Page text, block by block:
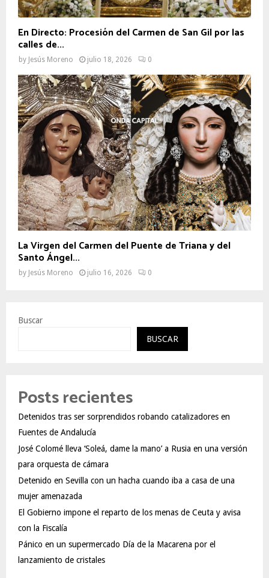
En Directo: Procesión del Carmen de San Gil por las
calles de...
by Jesús Moreno julio 18, 2026 0
La Virgen del Carmen del Puente de Triana y del
Santo Ángel...
by Jesús Moreno julio 16, 2026 0
Buscar
BUSCAR
Posts recientes
Detenidos tras ser sorprendidos robando catalizadores en
Fuentes de Andalucía
José Colomé lleva ‘Soleá, dame la mano’ a Rusia en una versión
para orquesta de cámara
Detenido en Sevilla con un hacha cuando iba a casa de una
mujer amenazada
El Gobierno impone el reparto de los menas de Ceuta y avisa
con la Fiscalía
Pánico en un supermercado Día de la Macarena por el
lanzamiento de cristales